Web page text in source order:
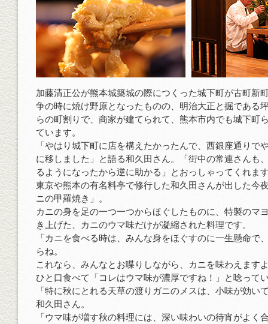
加藤清正公が熊本城築城の際につくった城下町が古町新
争の時に焼け野原となったものの、明治大正と掘である
らの町割りで、商家が建てられて、熊本市内でも城下町
ています。
「やはり城下町に店を構えたかったんで、西銀座通りで
に移しました」と語る和久田さん。「街中の常連さんも
るようになったから逆に助かる」とおっしゃってくれま
東京や熊本の有名料亭で修行した和久田さんが出した今
ニの甲羅焼き」。
カニの身を足の一つ一つからほぐしたものに、特製のマ
き上げた、カニのウマ味だけが凝縮された料理です。
「カニを食べる時は、みんな身をほぐすのに一生懸命で
らね。
これなら、みんなとお喋りしながら、カニを味わえます
ひと口食べて「コレはウマ味が濃厚ですね！」と唸って
「特に秋にとれる天草の渡りガニのメスは、小味が効い
和久田さん。
「ウマ味が増す秋の料理には、深い味わいの待宵がよく